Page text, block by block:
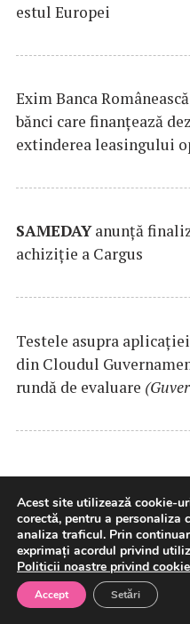
estul Europei
Exim Banca
bănci care finanțează
extinderea leasingului
SAMEDAYanunță
achiziție a Cargus
Testele asupra
din Cloudul
rundă de evaluare
MAE:
Acest site utilizează cookie-
corectă, pentru a personaliza
analiza traficul. Prin
exprimați acordul privind
Politicii noastre privind
Accept Setări